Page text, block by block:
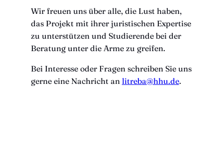
Wir freuen uns über alle, die Lust haben,
das Projekt mit ihrer juristischen Expertise
zu unterstützen und Studierende bei der
Beratung unter die Arme zu greifen.
Bei Interesse oder Fragen schreiben Sie uns
gerne eine Nachricht an litreba@hhu.de.